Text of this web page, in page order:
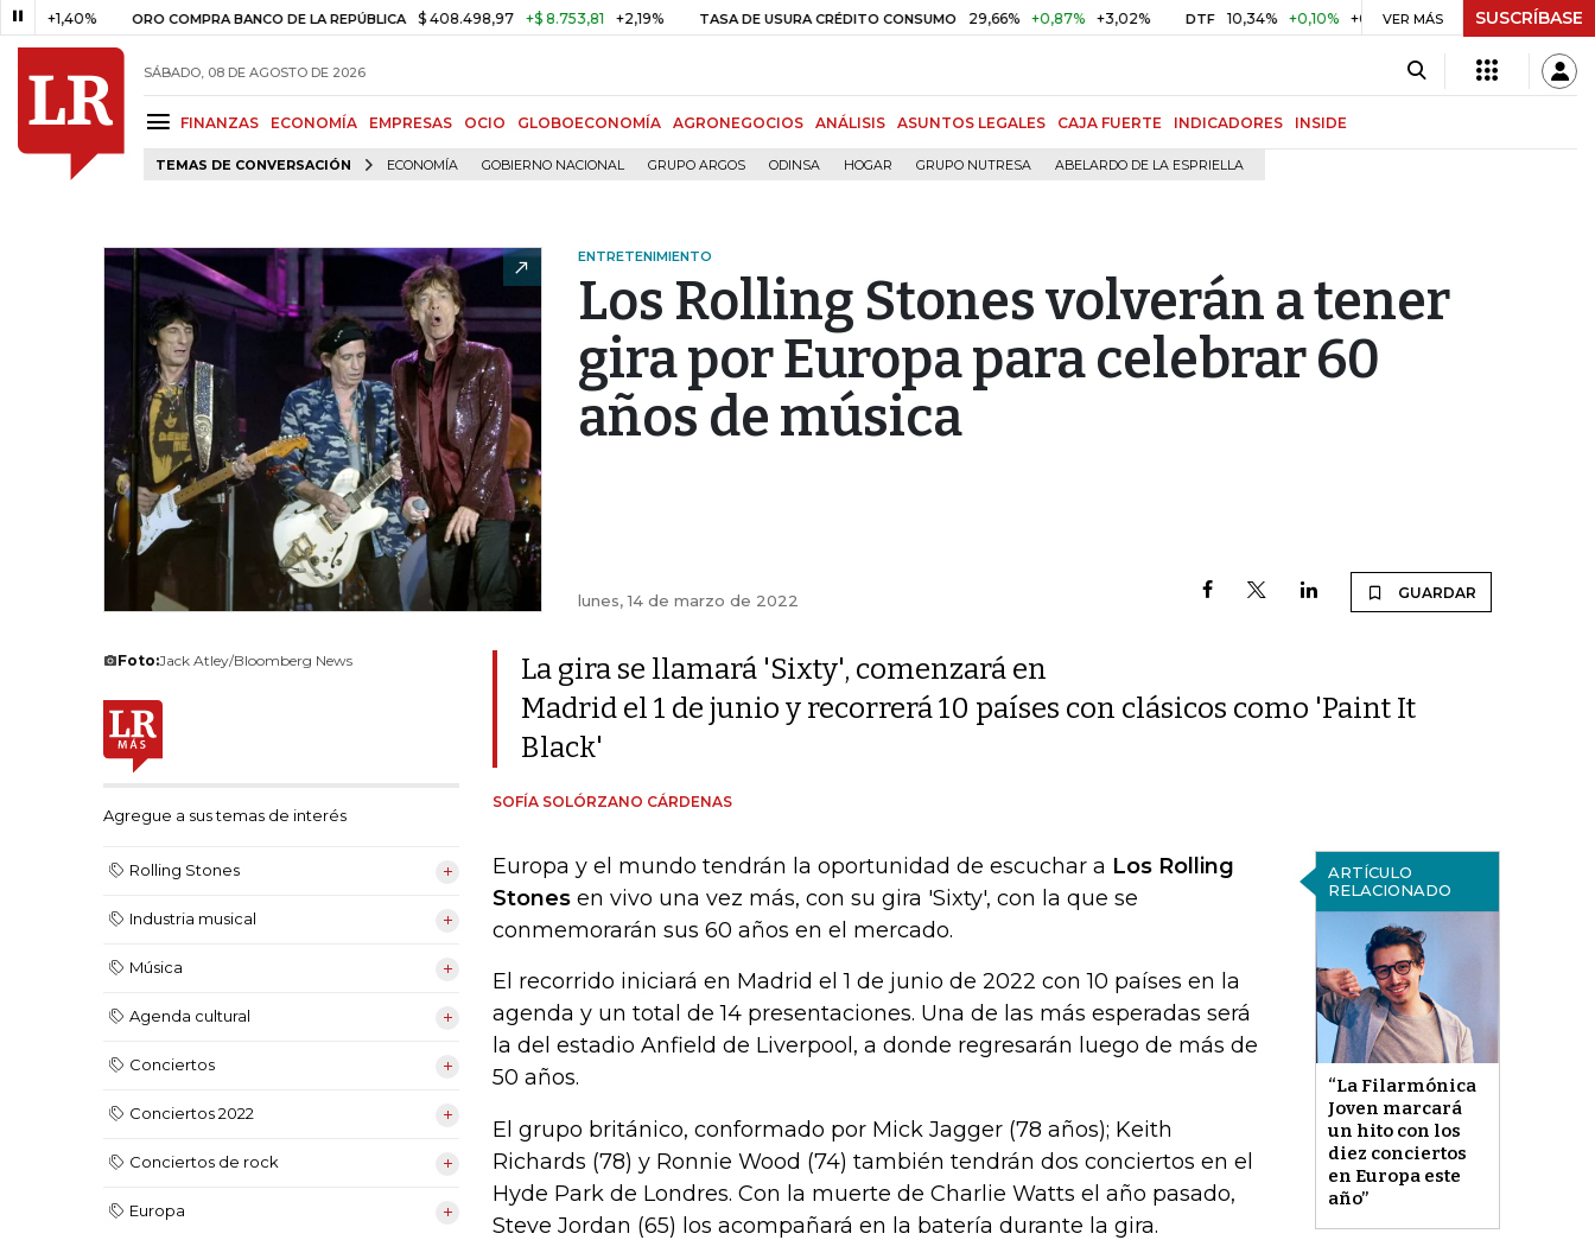
ORO COMPRA BANCO DE LA REPÚBLICA $ 408.498,97 +$ 8.753,81 +2,19% TASA DE USURA CRÉDITO CONSUMO 29,66% +0,87% +3,02% DTF 10,34% +0,10% +0,98% UVR $ 417,01 +$ 0,05
VER MÁS SUSCRÍBASE
SÁBADO, 08 DE AGOSTO DE 2026
FINANZAS ECONOMÍA EMPRESAS OCIO GLOBOECONOMÍA AGRONEGOCIOS ANÁLISIS ASUNTOS LEGALES CAJA FUERTE INDICADORES INSIDE
TEMAS DE CONVERSACIÓN ECONOMÍA GOBIERNO NACIONAL GRUPO ARGOS ODINSA HOGAR GRUPO NUTRESA ABELARDO DE LA ESPRIELLA
ENTRETENIMIENTO
Los Rolling Stones volverán a tener
gira por Europa para celebrar 60
años de música
lunes, 14 de marzo de 2022 GUARDAR
Foto:Jack Atley/Bloomberg News
Agregue a sus temas de interés
Rolling Stones
Industria musical
Música
Agenda cultural
Conciertos
Conciertos 2022
Conciertos de rock
Europa
La gira se llamará 'Sixty', comenzará en
Madrid el 1 de junio y recorrerá 10 países con clásicos como 'Paint It
Black'
SOFÍA SOLÓRZANO CÁRDENAS
ARTÍCULO
RELACIONADO
“La Filarmónica
Joven marcará
un hito con los
diez conciertos
en Europa este
año”
Europa y el mundo tendrán la oportunidad de escuchar a Los Rolling
Stones en vivo una vez más, con su gira 'Sixty', con la que se
conmemorarán sus 60 años en el mercado.
El recorrido iniciará en Madrid el 1 de junio de 2022 con 10 países en la
agenda y un total de 14 presentaciones. Una de las más esperadas será
la del estadio Anfield de Liverpool, a donde regresarán luego de más de
50 años.
El grupo británico, conformado por Mick Jagger (78 años); Keith
Richards (78) y Ronnie Wood (74) también tendrán dos conciertos en el
Hyde Park de Londres. Con la muerte de Charlie Watts el año pasado,
Steve Jordan (65) los acompañará en la batería durante la gira.